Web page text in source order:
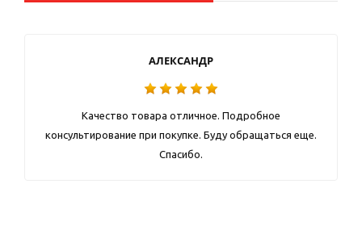
АЛЕКСАНДР
Качество товара отличное. Подробное
консультирование при покупке. Буду обращаться еще.
Спасибо.